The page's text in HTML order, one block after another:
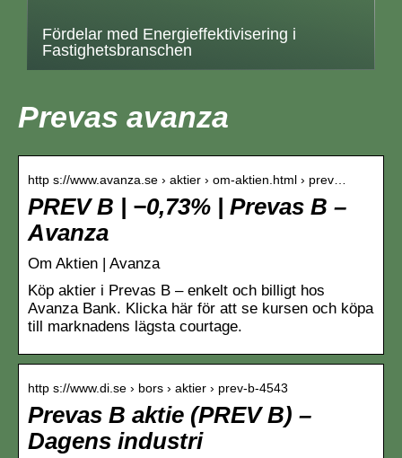
Fördelar med Energieffektivisering i
Fastighetsbranschen
Prevas avanza
http s://www.avanza.se › aktier › om-aktien.html › prev…
PREV B | −0,73% | Prevas B –
Avanza
Om Aktien | Avanza
Köp aktier i Prevas B – enkelt och billigt hos
Avanza Bank. Klicka här för att se kursen och köpa
till marknadens lägsta courtage.
http s://www.di.se › bors › aktier › prev-b-4543
Prevas B aktie (PREV B) –
Dagens industri